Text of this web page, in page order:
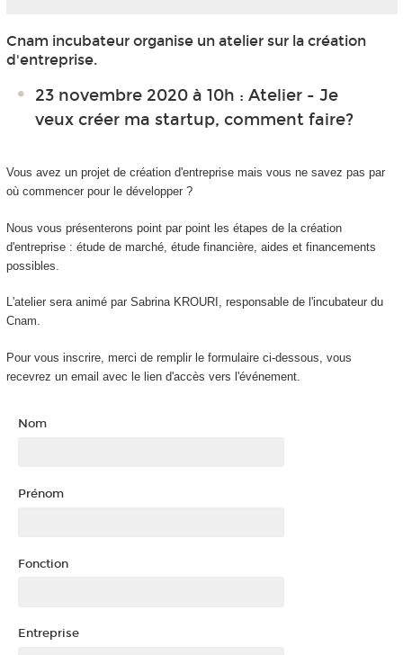
Cnam incubateur organise un atelier sur la création
d'entreprise.
23 novembre 2020 à 10h : Atelier - Je
veux créer ma startup, comment faire?
Vous avez un projet de création d'entreprise mais vous ne savez pas par
où commencer pour le développer ?
Nous vous présenterons point par point les étapes de la création
d'entreprise : étude de marché, étude financière, aides et financements
possibles.
L'atelier sera animé par Sabrina KROURI, responsable de l'incubateur du
Cnam.
Pour vous inscrire, merci de remplir le formulaire ci-dessous, vous
recevrez un email avec le lien d'accès vers l'événement.
Nom
Prénom
Fonction
Entreprise